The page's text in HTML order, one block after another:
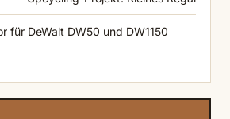
für DeWalt DW50 und DW1150